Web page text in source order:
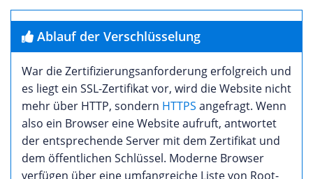
Ablauf der Verschlüsselung
War die Zertifizierungsanforderung erfolgreich und
es liegt ein SSL-Zertifikat vor, wird die Website nicht
mehr über HTTP, sondern HTTPS angefragt. Wenn
also ein Browser eine Website aufruft, antwortet
der entsprechende Server mit dem Zertifikat und
dem öffentlichen Schlüssel. Moderne Browser
verfügen über eine umfangreiche Liste von Root-